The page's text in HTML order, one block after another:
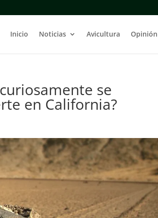
Inicio Noticias Avicultura Opinión
se
en California?